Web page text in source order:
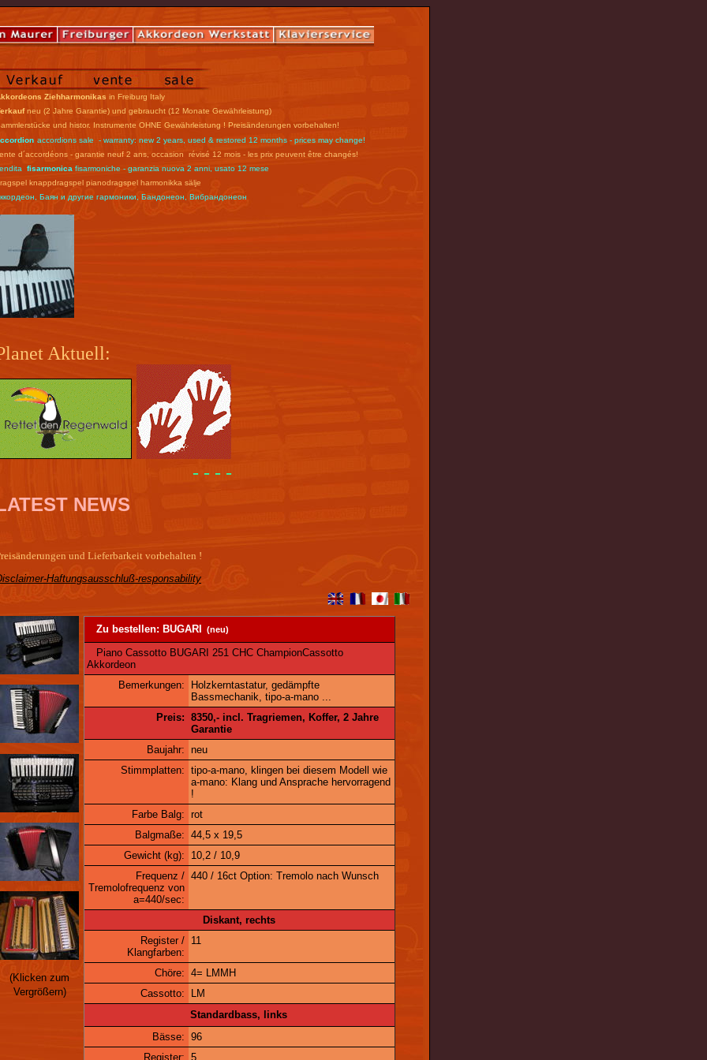
Ziehharmonikas in Freiburg Italy
neu (2 Jahre Garantie) und gebraucht (12 Monate Gewährleistung)
und histor. Instrumente OHNE Gewährleistung ! Preisänderungen vorbehalten!
accordions sale - warranty: new 2 years, used & restored 12 months - prices may change!
d´accordéons - garantie neuf 2 ans, occasion révisé 12 mois - les prix peuvent être changés!
fisarmonica fisarmoniche - garanzia nuova 2 anni, usato 12 mese
knappdragspel pianodragspel harmonikka sälje
Баян и другие гармоники, Бандонеон, Вибрандонеон
Aktuell:
- - - -
NEWS
und Lieferbarkeit vorbehalten !
Haftungsausschluß-responsability
(Klicken zum
Vergrößern)
Zu bestellen: BUGARI (neu)
Piano Cassotto BUGARI 251 CHC ChampionCassotto
Akkordeon
Bemerkungen:
Holzkerntastatur, gedämpfte
Bassmechanik, tipo-a-mano ...
Preis: 8350,- incl. Tragriemen, Koffer, 2 Jahre
Garantie
Baujahr: neu
Stimmplatten: tipo-a-mano, klingen bei diesem Modell wie
a-mano: Klang und Ansprache hervorragend
!
Farbe Balg: rot
Balgmaße: 44,5 x 19,5
Gewicht (kg):
10,2 / 10,9
Frequenz /
Tremolofrequenz von
a=440/sec:
440 / 16ct Option: Tremolo nach Wunsch
Diskant, rechts
Register /
Klangfarben:
11
Chöre: 4= LMMH
Cassotto:
LM
Standardbass, links
Bässe: 96
Register: 5